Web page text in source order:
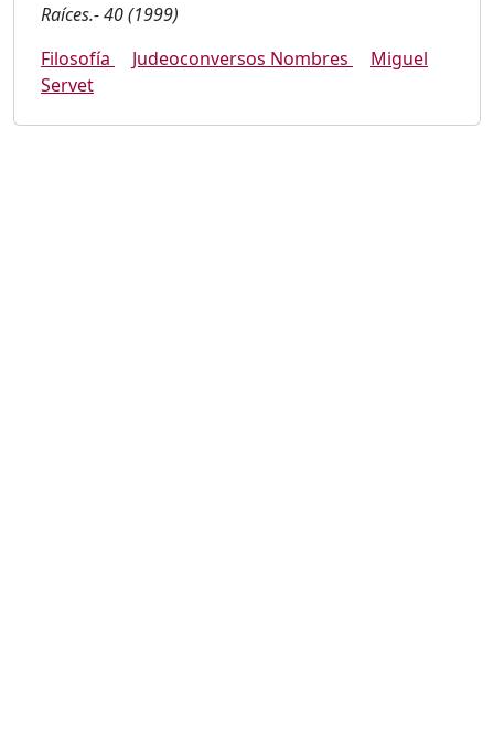
Raíces.- 40 (1999)
Filosofía
Judeoconversos Nombres
Miguel
Servet